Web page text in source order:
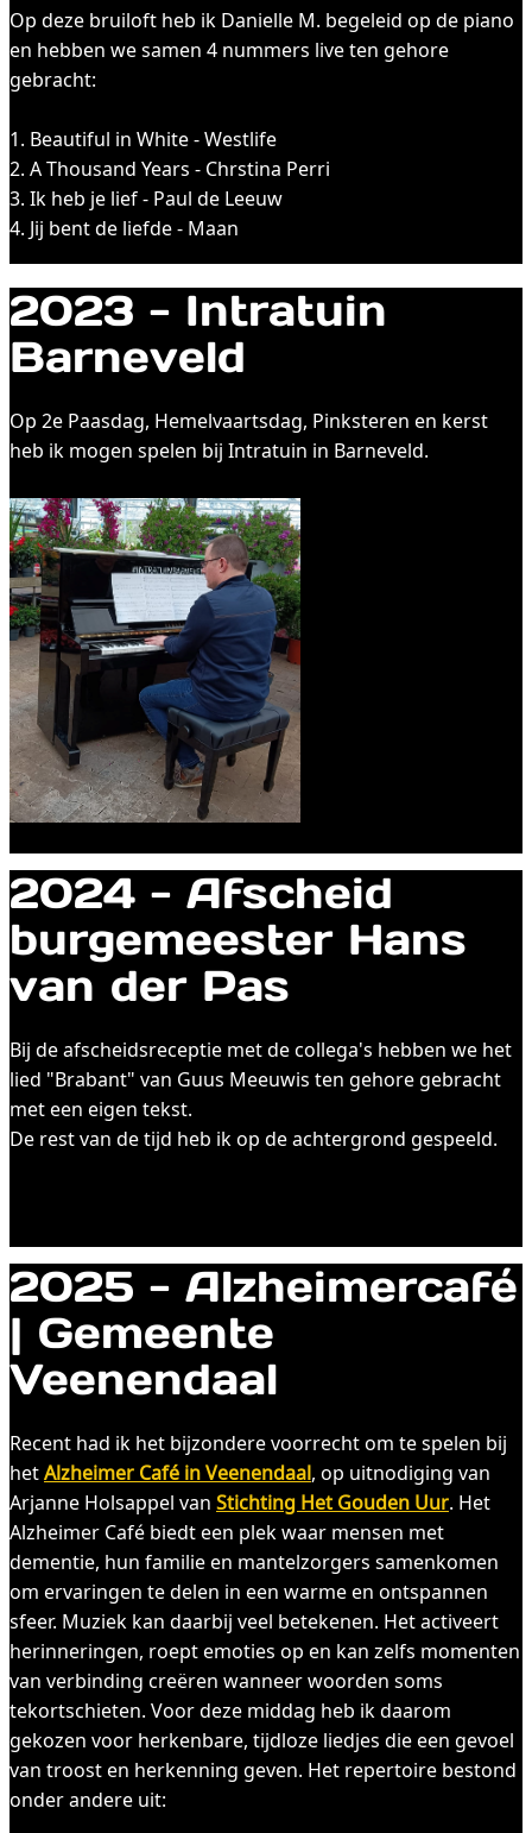
Op deze bruiloft heb ik Danielle M. begeleid op de piano
en hebben we samen 4 nummers live ten gehore
gebracht:
1. Beautiful in White - Westlife
2.​ A Thousand Years - Chrstina Perri
3. Ik heb je lief - Paul de Leeuw
4. Jij bent de liefde - Maan
2023 - Intratuin
Barneveld
Op 2e Paasdag, Hemelvaartsdag, Pinksteren en kerst
heb ik mogen spelen bij Intratuin in Barneveld.
2024 - Afscheid
burgemeester Hans
van der Pas
Bij de afscheidsreceptie met de collega's hebben we het
lied "Brabant" van Guus Meeuwis ten gehore gebracht
met een eigen tekst.
De rest van de tijd heb ik op de achtergrond gespeeld.
2025 - Alzheimercafé
| Gemeente
Veenendaal
Recent had ik het bijzondere voorrecht om te spelen bij
hetAlzheimer Café in Veenendaal, op uitnodiging van
Arjanne Holsappel vanStichting Het Gouden Uur. Het
Alzheimer Café biedt een plek waar mensen met
dementie, hun familie en mantelzorgers samenkomen
om ervaringen te delen in een warme en ontspannen
sfeer. Muziek kan daarbij veel betekenen. Het activeert
herinneringen, roept emoties op en kan zelfs momenten
van verbinding creëren wanneer woorden soms
tekortschieten. Voor deze middag heb ik daarom
gekozen voor herkenbare, tijdloze liedjes die een gevoel
van troost en herkenning geven. Het repertoire bestond
onder andere uit: